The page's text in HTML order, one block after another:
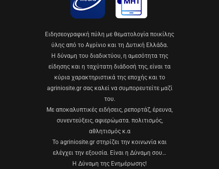
Eιδησεογραφική πύλη με θεματολογία ποικίλης
ύλης από το Αγρίνιο και τη Δυτική Ελλάδα.
Η δύναμη του διαδικτύου, η αμεσότητα της
είδησης και η ταχύτατη διάδοσή της, είναι τα
κύρια χαρακτηριστικά της εποχής και το
agriniosite.gr σας καλεί να συμπορευτείτε μαζί
του.
Με αποκαλυπτικές ειδήσεις, ρεπορτάζ, έρευνα,
συνεντεύξεις, αφιερώματα. πολιτισμός,
αθλητισμός κ.α
Το agriniosite.gr στηρίζει την κοινωνία και
ελέγχει την εξουσία. Είναι η Δύναμη σου…
Η Δύναμη της Ενημέρωσης!